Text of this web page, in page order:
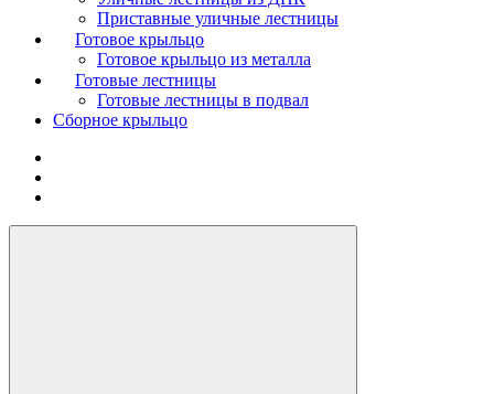
Приставные уличные лестницы
Готовое крыльцо
Готовое крыльцо из металла
Готовые лестницы
Готовые лестницы в подвал
Сборное крыльцо